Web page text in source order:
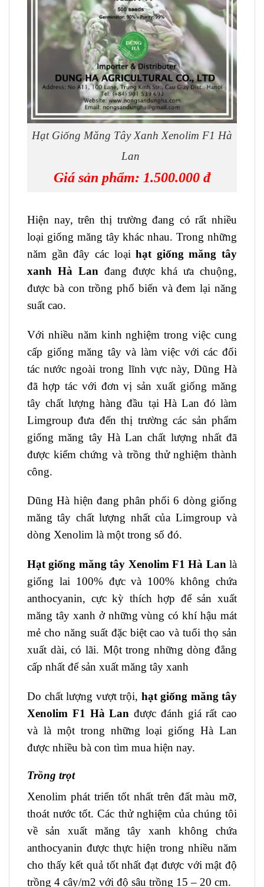
Hạt Giống Măng Tây Xanh Xenolim F1 Hà
Lan
Giá sản phẩm: 1.500.000 đ
Hiện nay, trên thị trường đang có rất nhiều
loại giống măng tây khác nhau. Trong những
năm gần đây các loạihạt giống măng tây
xanh Hà Lan đang được khá ưa chuộng,
được bà con trồng phổ biến và đem lại năng
suất cao.
Với nhiều năm kinh nghiệm trong việc cung
cấp giống măng tây và làm việc với các đối
tác nước ngoài trong lĩnh vực này, Dũng Hà
đã hợp tác với đơn vị sản xuất giống măng
tây chất lượng hàng đầu tại Hà Lan đó làm
Limgroup đưa đến thị trường các sản phẩm
giống măng tây Hà Lan chất lượng nhất đã
được kiểm chứng và trồng thử nghiệm thành
công.
Dũng Hà hiện đang phân phối 6 dòng giống
măng tây chất lượng nhất của Limgroup và
dòng Xenolim là một trong số đó.
Hạt giống măng tây Xenolim F1 Hà Lanlà
giống lai 100% đực và 100% không chứa
anthocyanin, cực kỳ thích hợp để sản xuất
măng tây xanh ở những vùng có khí hậu mát
mẻ cho năng suất đặc biệt cao và tuổi thọ sản
xuất dài, có lãi. Một trong những dòng đẳng
cấp nhất để sản xuất măng tây xanh
Do chất lượng vượt trội, hạt giống măng tây
Xenolim F1 Hà Lan được đánh giá rất cao
và là một trong những loại giống Hà Lan
được nhiều bà con tìm mua hiện nay.
Trồng trọt
Xenolim phát triển tốt nhất trên đất màu mỡ,
thoát nước tốt. Các thử nghiệm của chúng tôi
về sản xuất măng tây xanh không chứa
anthocyanin được thực hiện trong nhiều năm
cho thấy kết quả tốt nhất đạt được với mật độ
trồng 4 cây/m2 với độ sâu trồng 15 – 20 cm.